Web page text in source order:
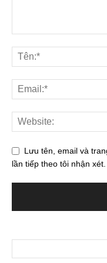
Lưu tên, email và
lần tiếp theo tôi nhận xét.